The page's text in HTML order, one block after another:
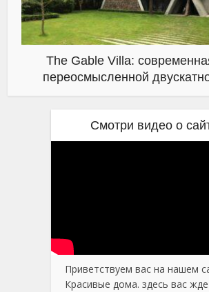
The Gable Villa:
переосмысленной
Смотри видео о
Приветствуем вас на нашем
Красивые дома. здесь вас